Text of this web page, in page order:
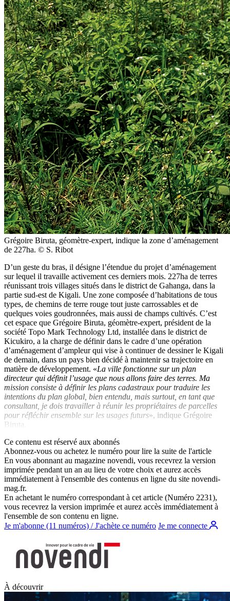
Grégoire Biruta, géomètre-expert, indique la zone d’aménagement
de 227ha. © S. Ribot
D’un geste du bras, il désigne l’étendue du projet d’aménagement
sur lequel il travaille activement ces derniers mois. 227ha de terres
réunissant trois villages situés dans le district de Gahanga, dans la
partie sud-est de Kigali. Une zone composée d’habitations de tous
types, de chemins de terre rouge tout juste carrossables et de
quelques voies goudronnées, mais aussi de champs cultivés. C’est
cet espace que Grégoire Biruta, géomètre-expert, président de la
société Topo Mark Technology Ltd, installée dans le district de
Kicukiro, a la charge de définir dans le cadre d’une opération
d’aménagement d’ampleur qui vise à continuer de dessiner le Kigali
de demain, dans un pays bien décidé à maintenir sa trajectoire en
matière de développement. «La ville fonctionne sur un plan
directeur qui définit l’usage que nous allons faire des terres. Ma
mission consiste à définir les plans cadastraux pour traduire les
intentions du plan global, bien entendu, mais surtout, en tant que
consultant, je dois travailler à réunir les propriétaires de parcelles
pour réfléchir ensemble sur les usages futurs», indique Grégoire
Biruta.
Ce contenu est réservé aux abonnés
Abonnez-vous ou achetez le numéro pour lire la suite de l'article
En vous abonnant au magazine novendi, vous recevrez la version
imprimée pendant un an au lieu de votre choix et aurez accès
immédiatement à l'ensemble des contenus en ligne du site novendi-
mag.fr.
En achetant le numéro correspondant à cet article (Numéro 2231),
vous recevrez la version imprimée et aurez accès immédiatement à
l'ensemble de son contenu en ligne.
Je m'abonne (11 numéros) / J'achète ce numéro Je me connecte
À découvrir